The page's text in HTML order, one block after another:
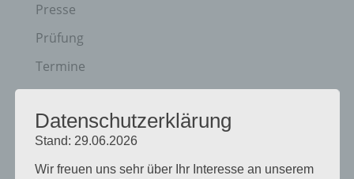
Presse
Prüfung
Termine
Veranstaltungen
Vortagsreihe
Datenschutzerklärung
Stand: 29.06.2026
Wir freuen uns sehr über Ihr Interesse an unserem